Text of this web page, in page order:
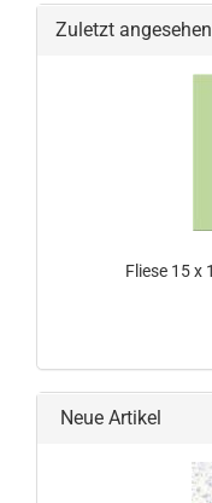
Zuletzt angesehen
Fliese 15 x
Neue Artikel